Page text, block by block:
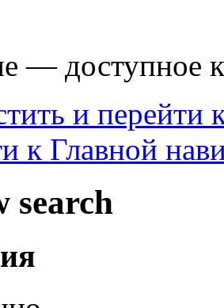
— доступное
и перейти
к Главной
search